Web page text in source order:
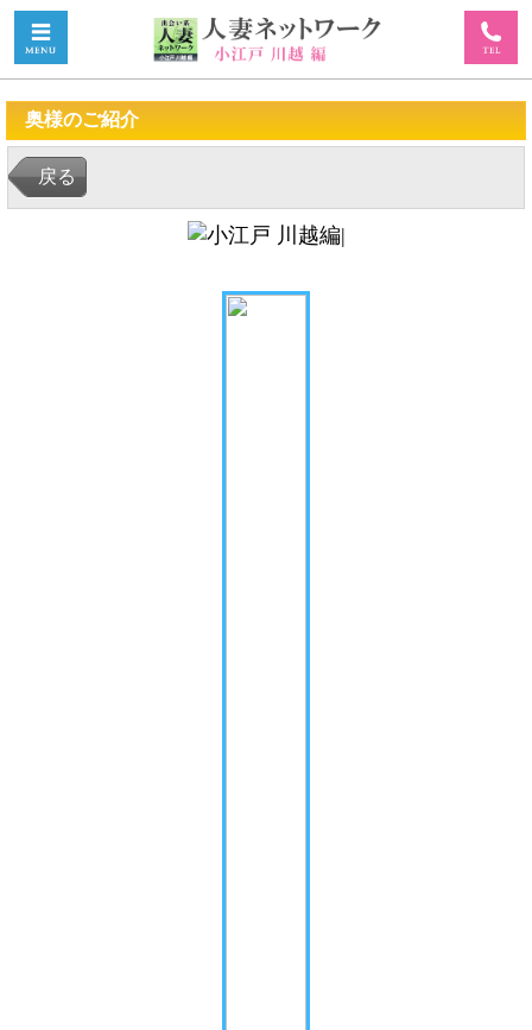
奥様のご紹介
戻る